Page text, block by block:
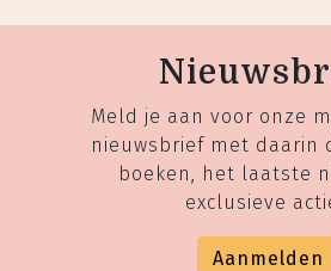
Meld je aan voor onze
nieuwsbrief met daarin
boeken, het laatste
exclusieve
Aanmelden